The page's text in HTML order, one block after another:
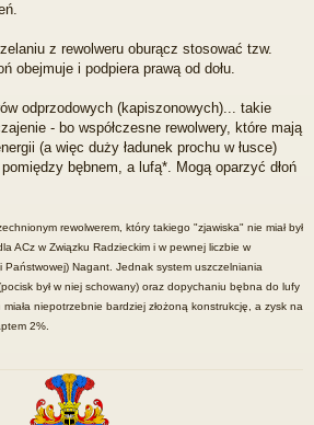
z rewolweru oburącz stosować tzw.
obejmuje i podpiera prawą od dołu.
odprzodowych (kapiszonowych)... takie
- bo współczesne rewolwery, które mają
(a więc duży ładunek prochu w łusce)
bębnem, a lufą*. Mogą oparzyć dłoń
rewolwerem, który takiego "zjawiska" nie miał był
ACz w Związku Radzieckim i w pewnej liczbie w
Państwowej) Nagant. Jednak system uszczelniania
był w niej schowany) oraz dopychaniu bębna do lufy
miała niepotrzebnie bardziej złożoną konstrukcję, a zysk na
2%.